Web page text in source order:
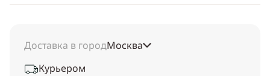
Доставка в городМосква
Курьером